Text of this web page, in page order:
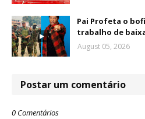
Pai Profeta o
trabalho de
August 05, 2026
Postar um comentário
0 Comentários